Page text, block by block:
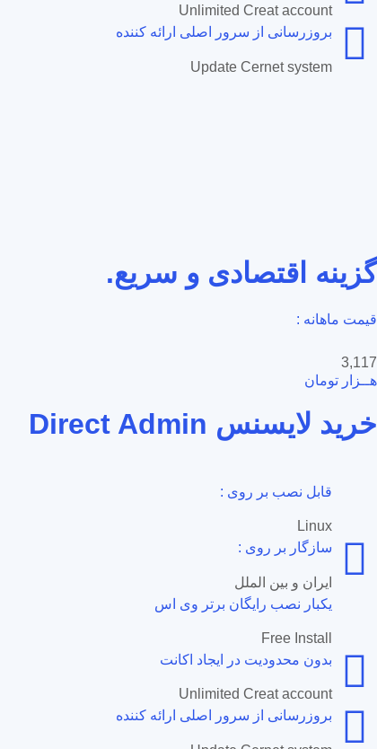
Unlimited Creat account
بروزرسانی از سرور اصلی ارائه کننده
Update Cernet system
گزینه اقتصادی و سریع.
قیمت ماهانه :
3,117
هــزار تومان
خرید لایسنس Direct Admin
قابل نصب بر روی :
Linux
سازگار بر روی :
ایران و بین الملل
یکبار نصب رایگان برتر وی اس
Free Install
بدون محدودیت در ایجاد اکانت
Unlimited Creat account
بروزرسانی از سرور اصلی ارائه کننده